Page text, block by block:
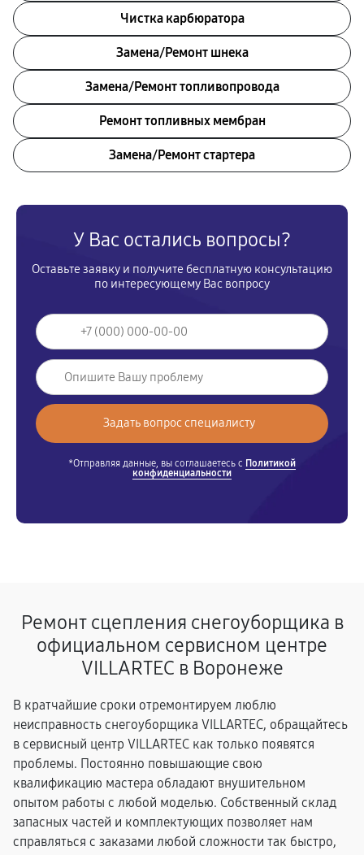
Чистка карбюратора
Замена/Pемонт шнека
Замена/Pемонт топливопровода
Ремонт топливных мембран
Замена/Pемонт стартера
У Вас остались вопросы?
Оставьте заявку и получите бесплатную консультацию
по интересующему Вас вопросу
*Отправляя данные, вы соглашаетесь с Политикой
конфиденциальности
Ремонт сцепления снегоуборщика в
официальном сервисном центре
VILLARTEC в Воронеже
В кратчайшие сроки отремонтируем люблю
неисправность снегоуборщика VILLARTEC, обращайтесь
в сервисный центр VILLARTEC как только появятся
проблемы. Постоянно повышающие свою
квалификацию мастера обладают внушительном
опытом работы с любой моделью. Собственный склад
запасных частей и комплектующих позволяет нам
справляться с заказами любой сложности так быстро,